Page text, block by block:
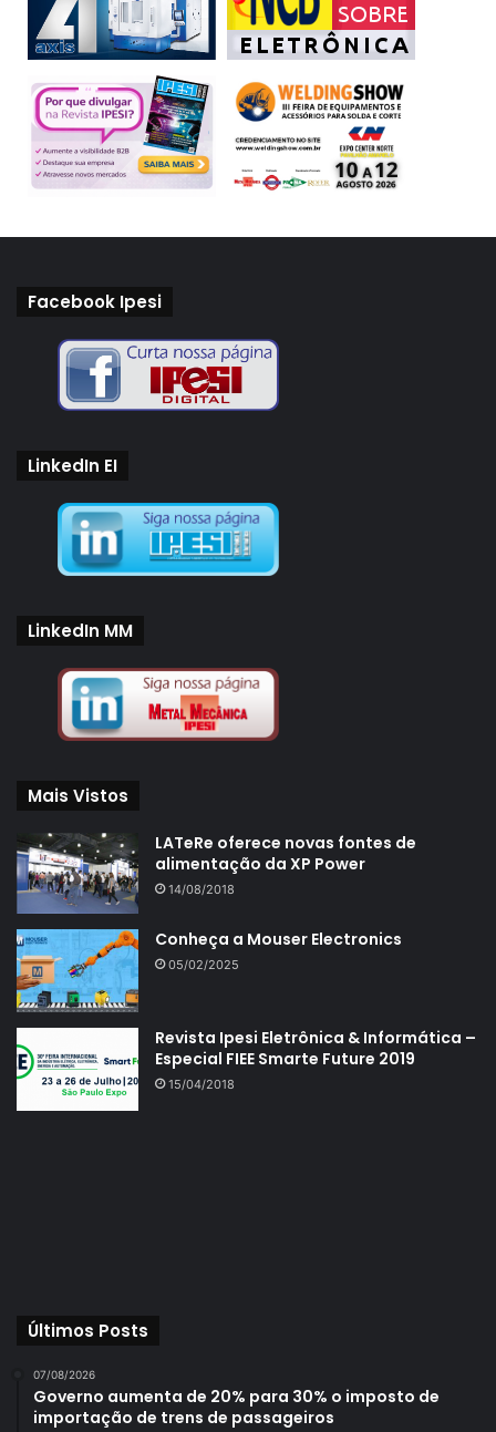
Facebook Ipesi
LinkedIn EI
LinkedIn MM
Mais Vistos
LATeRe oferece novas fontes de
alimentação da XP Power
14/08/2018
Conheça a Mouser Electronics
05/02/2025
Revista Ipesi Eletrônica & Informática –
Especial FIEE Smarte Future 2019
15/04/2018
Últimos Posts
07/08/2026
Governo aumenta de 20% para 30% o imposto de
importação de trens de passageiros